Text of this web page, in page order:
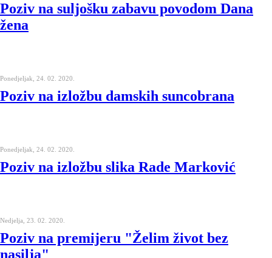
Poziv na suljošku zabavu povodom Dana
žena
Ponedjeljak, 24. 02. 2020.
Poziv na izložbu damskih suncobrana
Ponedjeljak, 24. 02. 2020.
Poziv na izložbu slika Rade Marković
Nedjelja, 23. 02. 2020.
Poziv na premijeru "Želim život bez
nasilja"